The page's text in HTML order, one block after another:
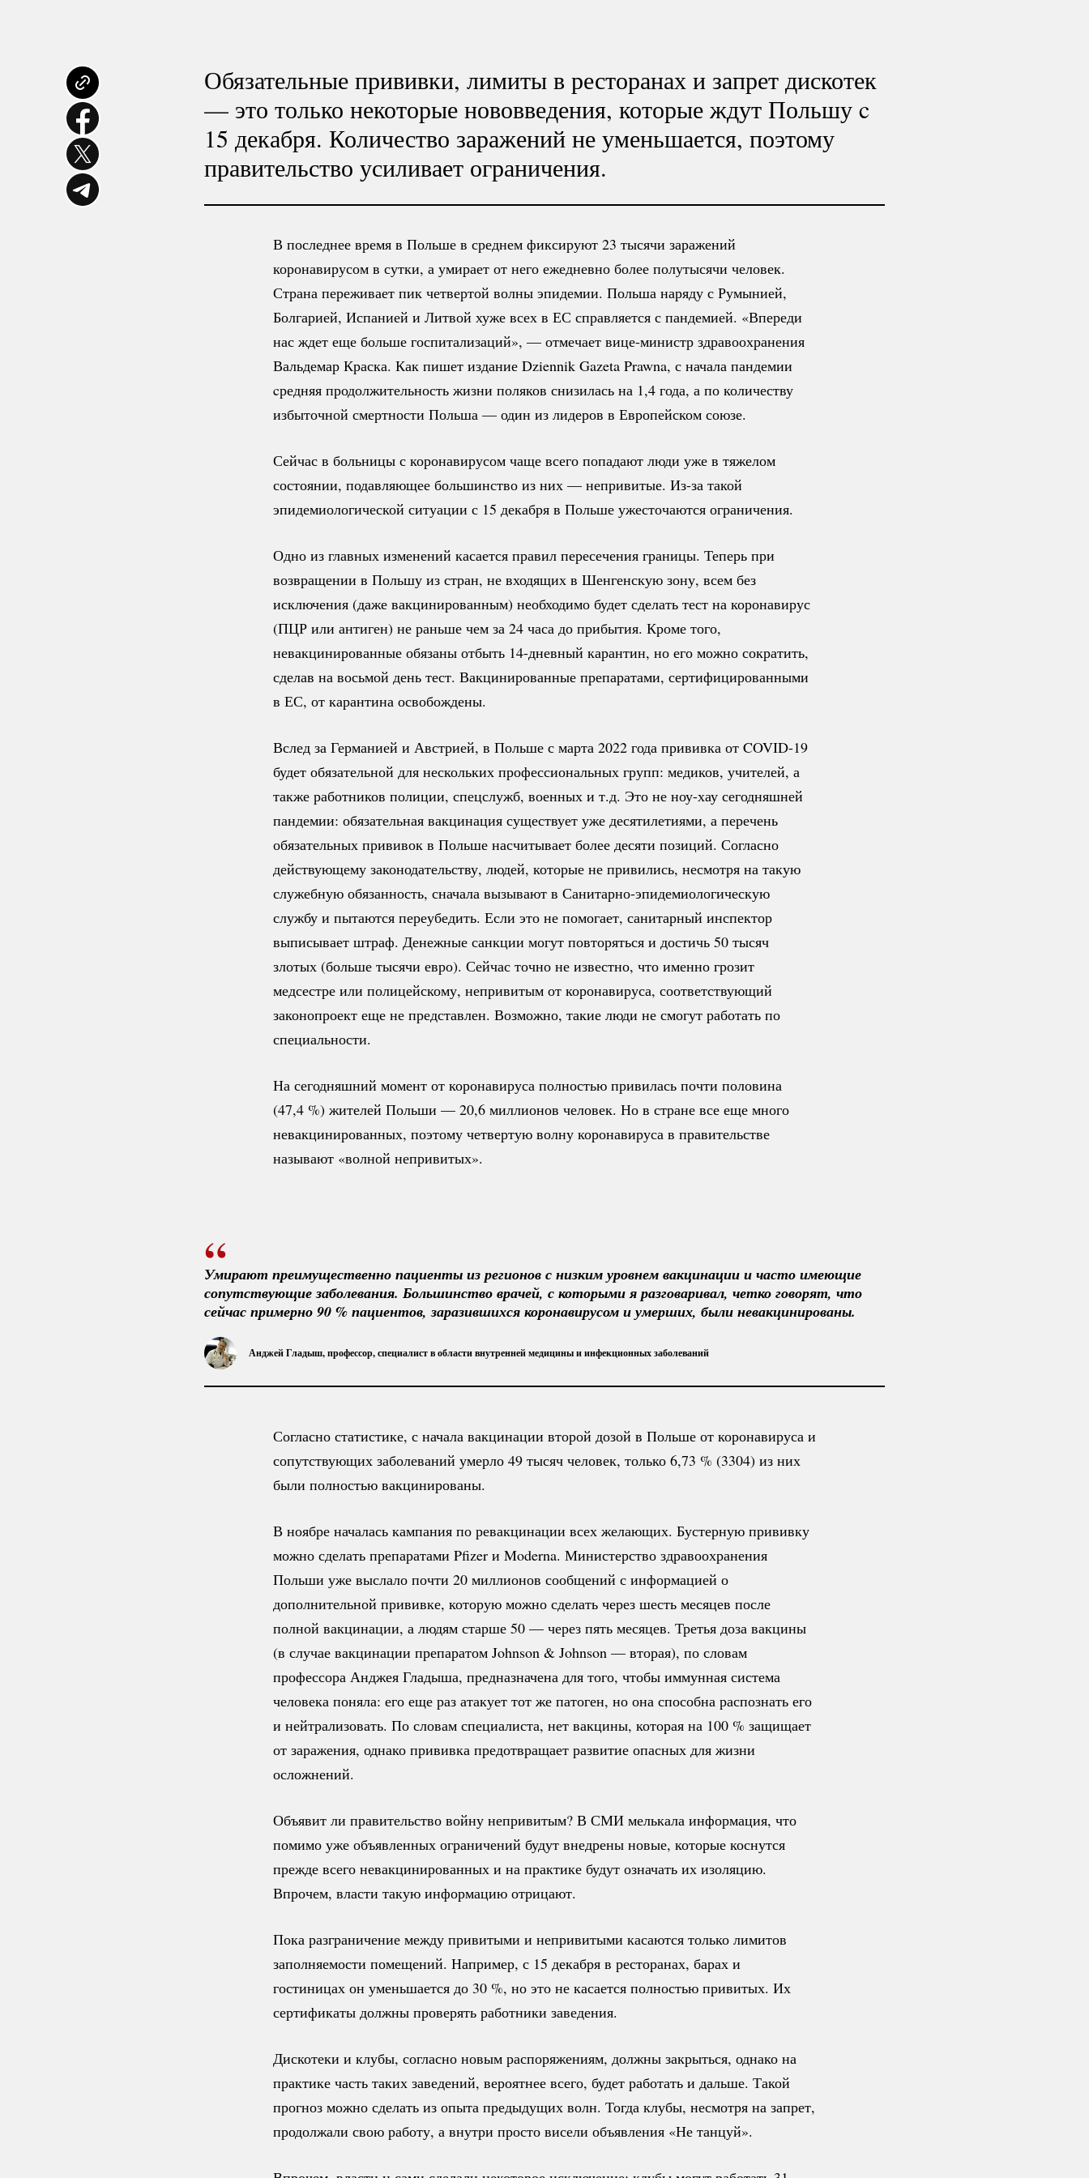
Обязательные прививки, лимиты в ресторанах и запрет дискотек
— это только некоторые нововведения, которые ждут Польшу c
15 декабря. Количество заражений не уменьшается, поэтому
правительство усиливает ограничения.
В последнее время в Польше в среднем фиксируют 23 тысячи заражений
коронавирусом в сутки, а умирает от него ежедневно более полутысячи человек.
Страна переживает пик четвертой волны эпидемии. Польша наряду с Румынией,
Болгарией, Испанией и Литвой хуже всех в ЕС справляется с пандемией. «Впереди
нас ждет еще больше госпитализаций», — отмечает вице-министр здравоохранения
Вальдемар Краска. Как пишет издание Dziennik Gazeta Prawna, с начала пандемии
cредняя продолжительность жизни поляков снизилась на 1,4 года, а по количеству
избыточной смертности Польша — один из лидеров в Европейском союзе.
Сейчас в больницы с коронавирусом чаще всего попадают люди уже в тяжелом
состоянии, подавляющее большинство из них — непривитые. Из-за такой
эпидемиологической ситуации с 15 декабря в Польше ужесточаются ограничения.
Одно из главных изменений касается правил пересечения границы. Теперь при
возвращении в Польшу из стран, не входящих в Шенгенскую зону, всем без
исключения (даже вакцинированным) необходимо будет сделать тест на коронавирус
(ПЦР или антиген) не раньше чем за 24 часа до прибытия. Кроме того,
невакцинированные обязаны отбыть 14-дневный карантин, но его можно сократить,
сделав на восьмой день тест. Вакцинированные препаратами, сертифицированными
в ЕС, от карантина освобождены.
Вслед за Германией и Австрией, в Польше с марта 2022 года прививка от COVID-19
будет обязательной для нескольких профессиональных групп: медиков, учителей, а
также работников полиции, спецслужб, военных и т.д. Это не ноу-хау сегодняшней
пандемии: обязательная вакцинация существует уже десятилетиями, а перечень
обязательных прививок в Польше насчитывает более десяти позиций. Согласно
действующему законодательству, людей, которые не привились, несмотря на такую
служебную обязанность, сначала вызывают в Санитарно-эпидемиологическую
службу и пытаются переубедить. Если это не помогает, санитарный инспектор
выписывает штраф. Денежные санкции могут повторяться и достичь 50 тысяч
злотых (больше тысячи евро). Сейчас точно не известно, что именно грозит
медсестре или полицейскому, непривитым от коронавируса, соответствующий
законопроект еще не представлен. Возможно, такие люди не смогут работать по
специальности.
На сегодняшний момент от коронавируса полностью привилась почти половина
(47,4 %) жителей Польши — 20,6 миллионов человек. Но в стране все еще много
невакцинированных, поэтому четвертую волну коронавируса в правительстве
называют «волной непривитых».
Анджей Гладыш, профессор, специалист в области внутренней медицины и инфекционных заболеваний
Умирают преимущественно пациенты из регионов с низким уровнем вакцинации и часто имеющие
сопутствующие заболевания. Большинство врачей, с которыми я разговаривал, четко говорят, что
сейчас примерно 90 % пациентов, заразившихся коронавирусом и умерших, были невакцинированы.
Согласно статистике, с начала вакцинации второй дозой в Польше от коронавируса и
сопутствующих заболеваний умерло 49 тысяч человек, только 6,73 % (3304) из них
были полностью вакцинированы.
В ноябре началась кампания по ревакцинации всех желающих. Бустерную прививку
можно сделать препаратами Pfizer и Moderna. Министерство здравоохранения
Польши уже выслало почти 20 миллионов сообщений с информацией о
дополнительной прививке, которую можно сделать через шесть месяцев после
полной вакцинации, а людям старше 50 — через пять месяцев. Третья доза вакцины
(в случае вакцинации препаратом Johnson & Johnson — вторая), по словам
профессора Анджея Гладыша, предназначена для того, чтобы иммунная система
человека поняла: его еще раз атакует тот же патоген, но она способна распознать его
и нейтрализовать. По словам специалиста, нет вакцины, которая на 100 % защищает
от заражения, однако прививка предотвращает развитие опасных для жизни
осложнений.
Объявит ли правительство войну непривитым? В СМИ мелькала информация, что
помимо уже объявленных ограничений будут внедрены новые, которые коснутся
прежде всего невакцинированных и на практике будут означать их изоляцию.
Впрочем, власти такую ​​информацию отрицают.
Пока разграничение между привитыми и непривитыми касаются только лимитов
заполняемости помещений. Например, с 15 декабря в ресторанах, барах и
гостиницах он уменьшается до 30 %, но это не касается полностью привитых. Их
сертификаты должны проверять работники заведения.
Дискотеки и клубы, согласно новым распоряжениям, должны закрыться, однако на
практике часть таких заведений, вероятнее всего, будет работать и дальше. Такой
прогноз можно сделать из опыта предыдущих волн. Тогда клубы, несмотря на запрет,
продолжали свою работу, а внутри просто висели объявления «Не танцуй».